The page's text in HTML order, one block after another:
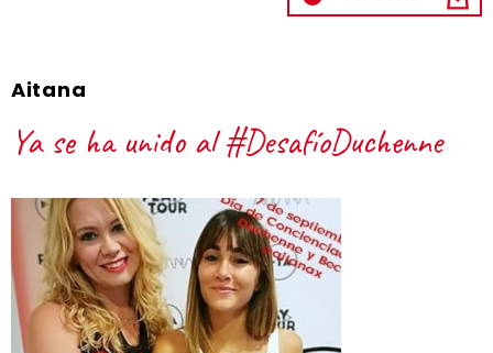
Aitana
Ya se ha unido al #DesafíoDuchenne